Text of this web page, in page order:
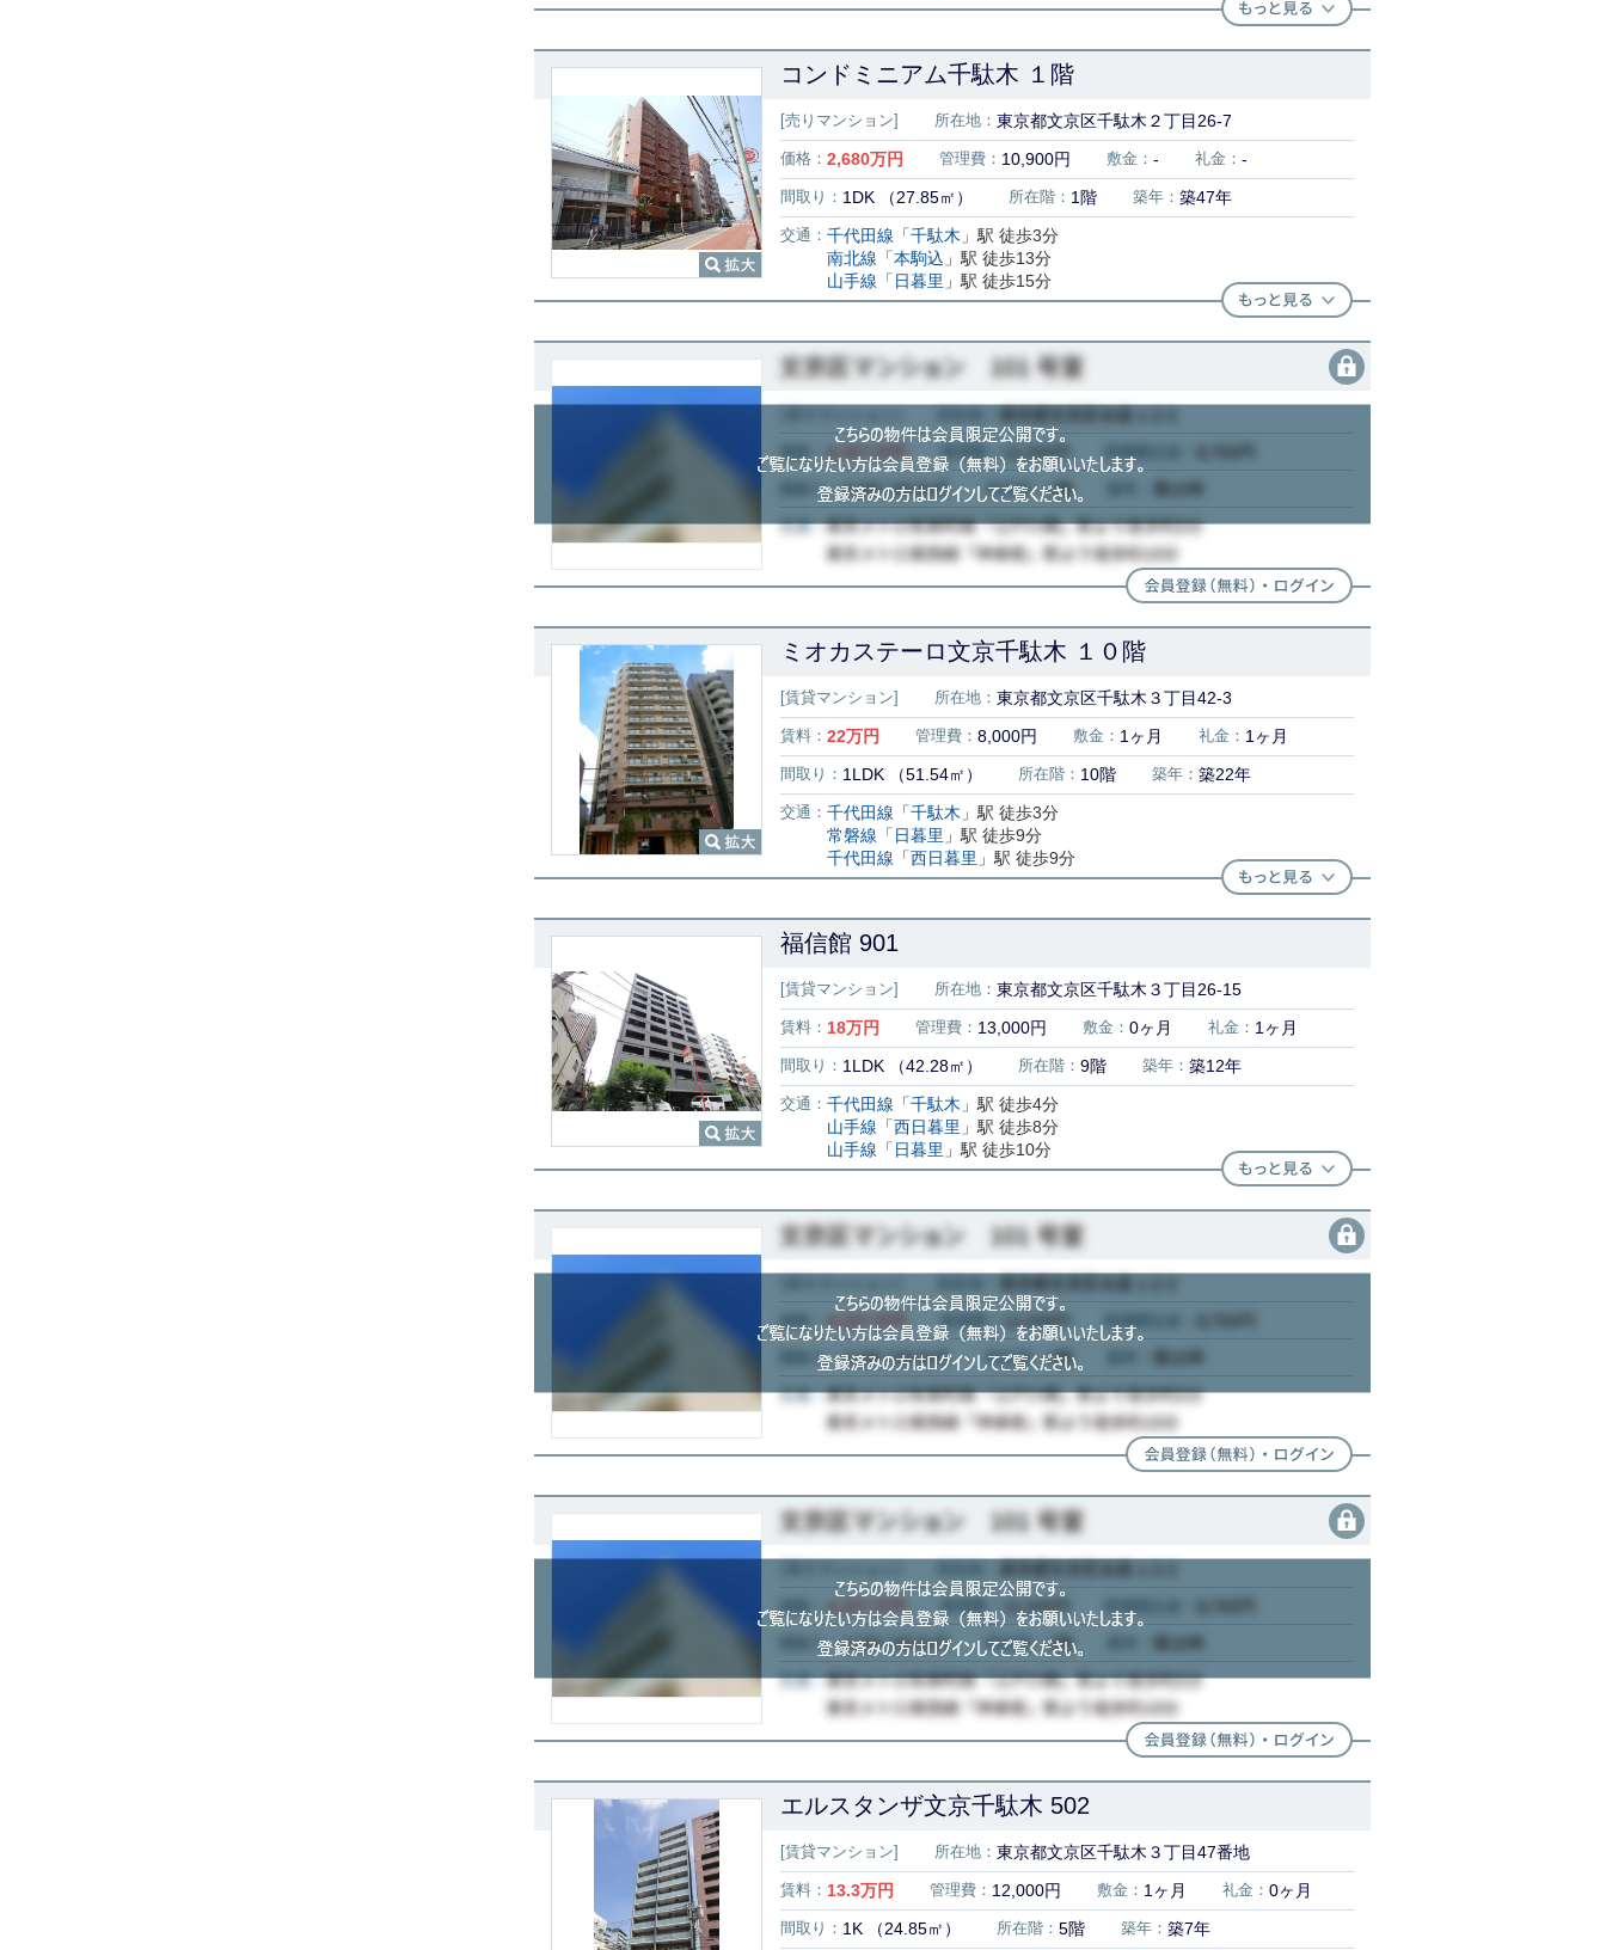
コンドミニアム千駄木 １階
[売りマンション] 所在地： 東京都文京区千駄木２丁目26-7
価格： 2,680万円 管理費： 10,900円 敷金： - 礼金： -
間取り： 1DK （27.85㎡） 所在階： 1階 築年： 築47年
交通： 千代田線 「千駄木 」駅 徒歩3分
南北線 「本駒込 」駅 徒歩13分
山手線 「 日暮里 」駅 徒歩15分
ミオカステーロ文京千駄木 １０階
[賃貸マンション] 所在地： 東京都文京区千駄木３丁目42-3
賃料： 22万円 管理費： 8,000円 敷金： 1ヶ月 礼金： 1ヶ月
間取り： 1LDK （51.54㎡） 所在階： 10階 築年： 築22年
交通： 千代田線 「千駄木 」駅 徒歩3分
常磐線 「 日暮里 」駅 徒歩9分
千代田線 「西日暮里 」駅 徒歩9分
福信館 901
[賃貸マンション] 所在地： 東京都文京区千駄木３丁目26-15
賃料： 18万円 管理費： 13,000円 敷金： 0ヶ月 礼金： 1ヶ月
間取り： 1LDK （42.28㎡） 所在階： 9階 築年： 築12年
交通： 千代田線 「千駄木 」駅 徒歩4分
山手線 「西日暮里 」駅 徒歩8分
山手線 「 日暮里 」駅 徒歩10分
エルスタンザ文京千駄木 502
[賃貸マンション] 所在地： 東京都文京区千駄木３丁目47番地
賃料： 13.3万円 管理費： 12,000円 敷金： 1ヶ月 礼金： 0ヶ月
間取り： 1K （24.85㎡） 所在階： 5階 築年： 築7年